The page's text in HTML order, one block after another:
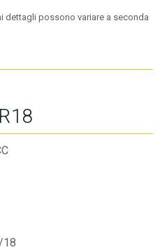
dettagli possono variare a seconda
18